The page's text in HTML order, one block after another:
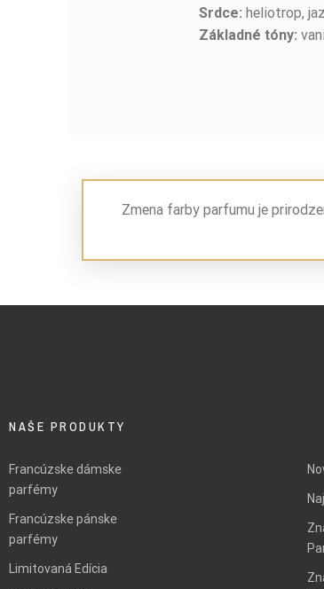
Srdce: heliotrop,
Základné tóny:
Zmena farby parfumu je
NAŠE PRODUKTY
Francúzske dámske
parfémy
Francúzske pánske
parfémy
Limitovaná Edícia